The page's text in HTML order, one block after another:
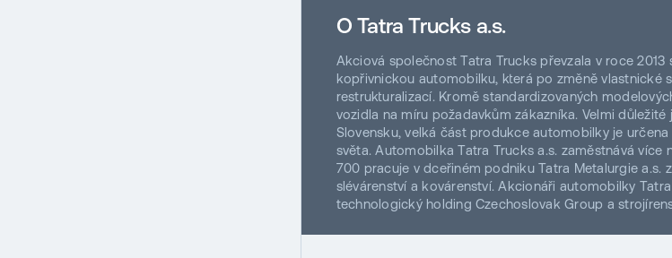
O Tatra Trucks a.s.
Akciová společnost Tatra Trucks převzala v roce 2013
kopřivnickou automobilku, která po změně vlastnické
restrukturalizací. Kromě standardizovaných
vozidla na míru požadavkům zákazníka. Velmi
Slovensku, velká část produkce automobilky je
světa. Automobilka Tatra Trucks a.s. zaměstnává více
700 pracuje v dceřiném podniku Tatra Metalurgie a.s.
slévárenství a kovárenství. Akcionáři automobilky
technologický holding Czechoslovak Group a